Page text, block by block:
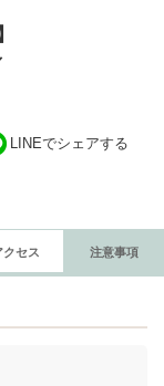
LINEでシェアする
クセス 注意事項